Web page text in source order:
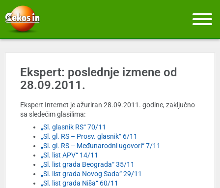
Ekspert: poslednje izmene od
28.09.2011.
Ekspert Internet je ažuriran 28.09.2011. godine, zaključno
sa sledećim glasilima:
„Sl. glasnik RS“ 70/11
„Sl. gl. RS – Prosv. glasnik“ 6/11
„Sl. gl. RS – Međunarodni ugovori“ 7/11
„Sl. list APV“ 14/11
„Sl. list grada Beograda“ 35/11
„Sl. list grada Novog Sada“ 29/11
„Sl. list grada Niša“ 60/11